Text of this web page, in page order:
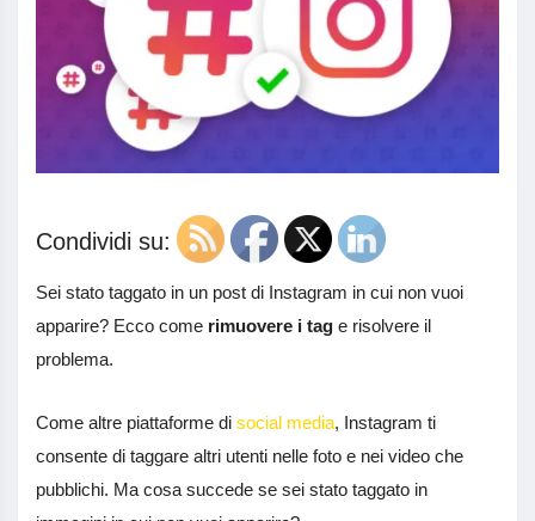
Condividi su:
Sei stato taggato in un post di Instagram in cui non vuoi
apparire? Ecco come rimuovere i tag e risolvere il
problema.
Come altre piattaforme di social media, Instagram ti
consente di taggare altri utenti nelle foto e nei video che
pubblichi. Ma cosa succede se sei stato taggato in